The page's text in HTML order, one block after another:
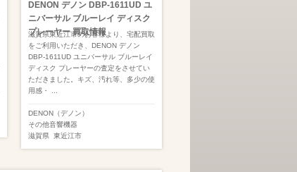
DENON デノン DBP-1611UD ユ
ニバーサル ブルーレイ ディスク
プレーヤー 買取情報
滋賀県東近江市のお客様より、宅配買取
をご利用いただき、DENON デノン
DBP-1611UD ユニバーサル ブルーレイ
ディスク プレーヤーの査定をさせてい
ただきました。キズ、汚れ等、多少の使
用感・ ...
DENON（デノン）
その他音響機器
滋賀県 東近江市